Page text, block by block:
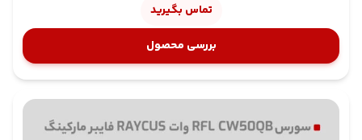
تماس بگیرید
بررسی محصول